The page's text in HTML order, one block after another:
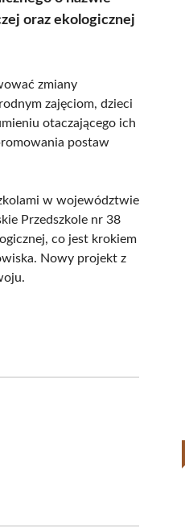
oraz ekologicznej
zmiany
zajęciom, dzieci
otaczającego ich
postaw
w województwie
Przedszkole nr 38
co jest krokiem
Nowy projekt z